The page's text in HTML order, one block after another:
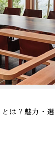
は？魅力・